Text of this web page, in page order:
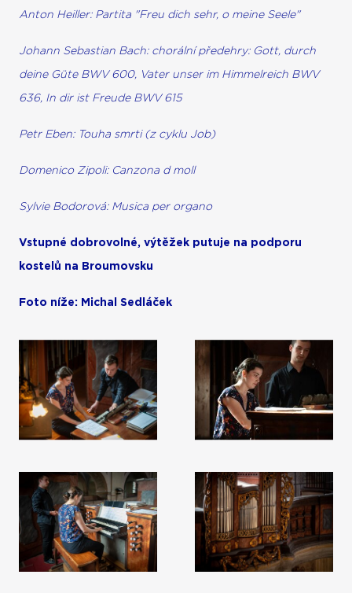
Anton Heiller: Partita "Freu dich sehr, o meine Seele"
Johann Sebastian Bach: chorální předehry: Gott, durch
deine Güte BWV 600, Vater unser im Himmelreich BWV
636, In dir ist Freude BWV 615
Petr Eben: Touha smrti (z cyklu Job)
Domenico Zipoli: Canzona d moll
Sylvie Bodorová: Musica per organo
Vstupné dobrovolné, výtěžek putuje na podporu
kostelů na Broumovsku
Foto níže: Michal Sedláček